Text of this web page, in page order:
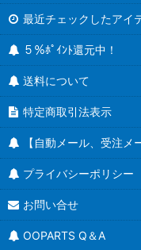
最近チェックしたアイ
５％ﾎﾟｲﾝﾄ還元中！
送料について
特定商取引法表示
【自動メール、受注メ
プライバシーポリシー
お問い合せ
OOPARTS Q＆A